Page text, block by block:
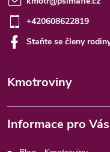
+420608622819
Staňte se členy
Kmotroviny
Informace pro Vás